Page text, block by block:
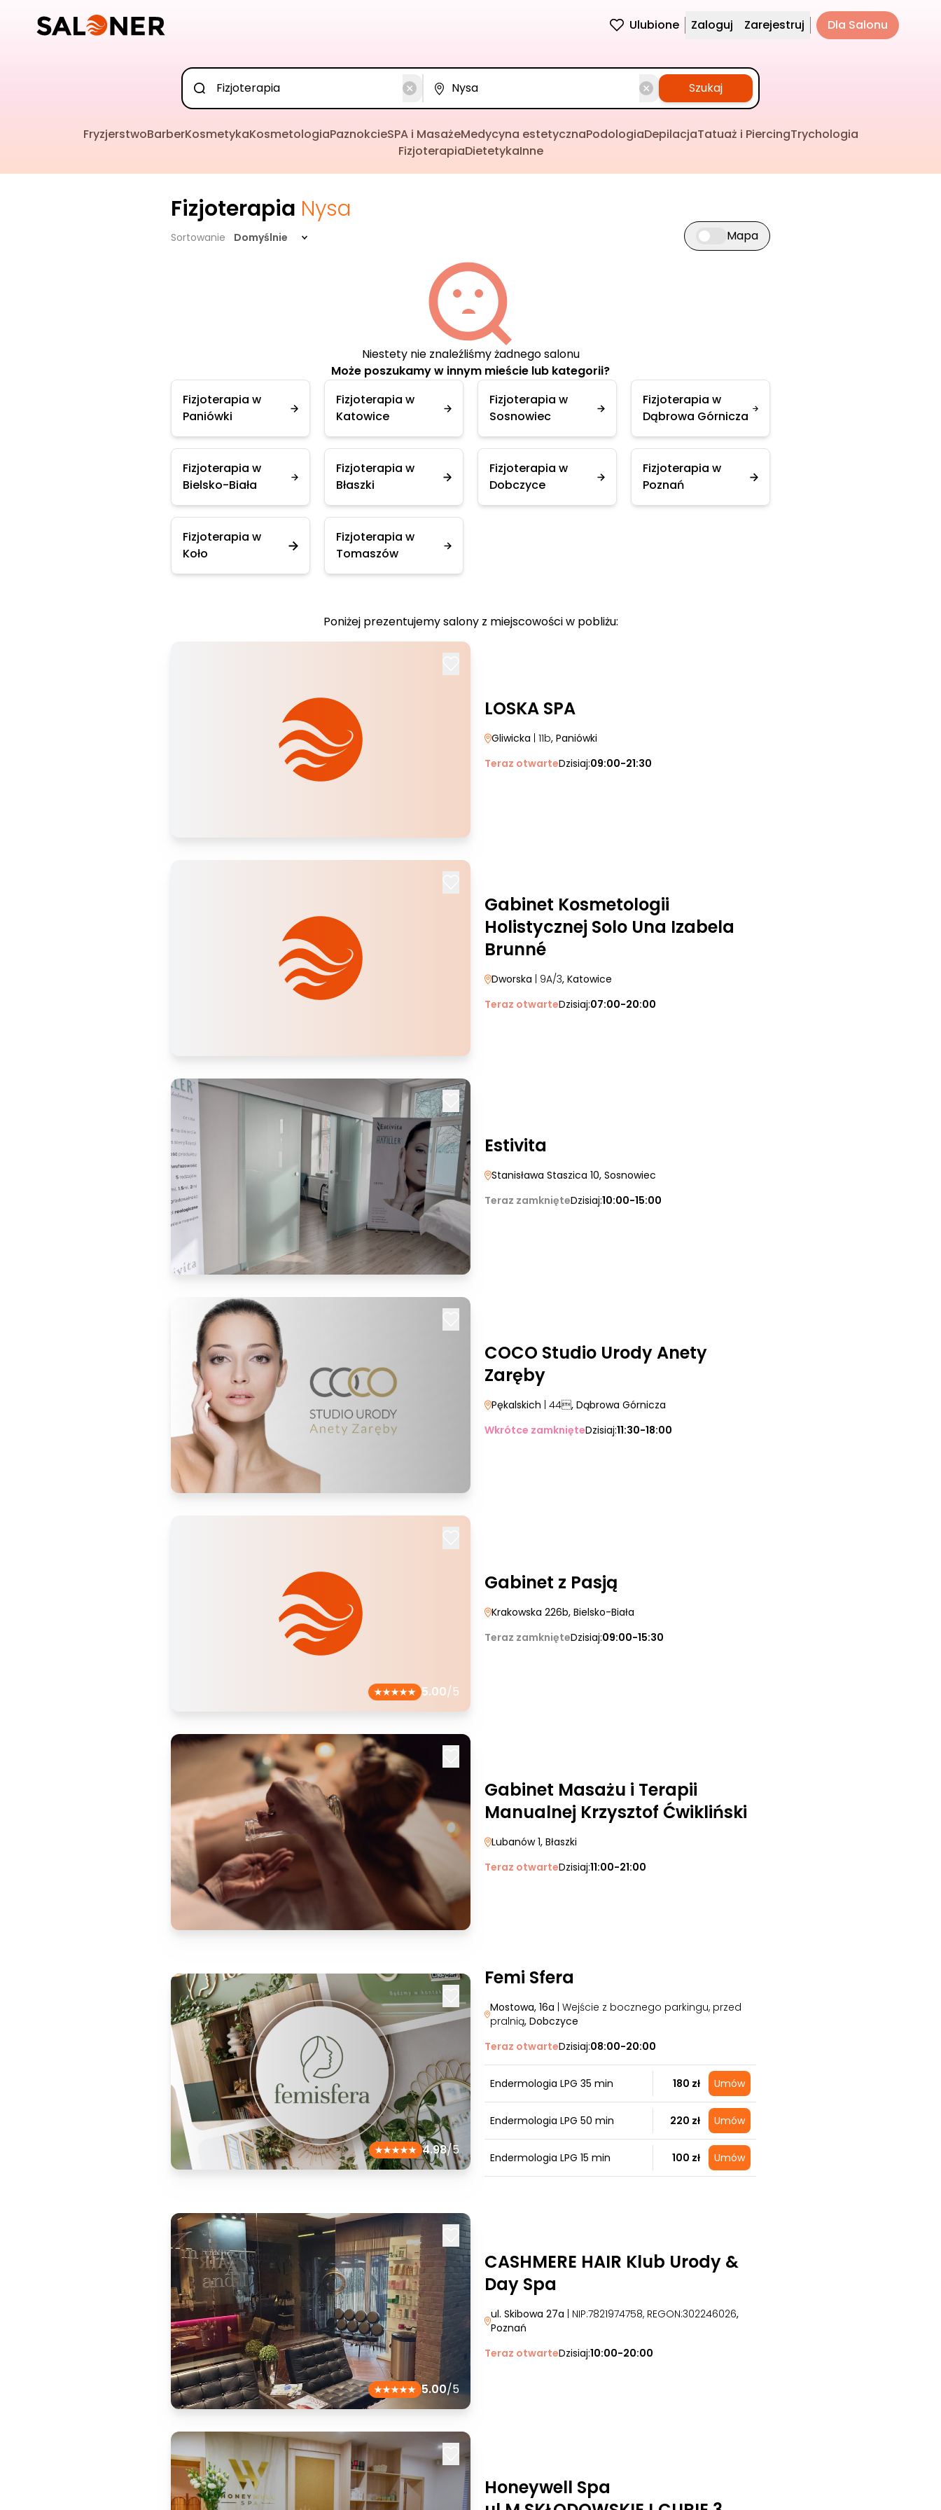
Ulubione Zaloguj Zarejestruj Dla Salonu
Szukaj
FryzjerstwoBarberKosmetykaKosmetologiaPaznokcieSPA i MasażeMedycyna estetycznaPodologiaDepilacjaTatuaż i PiercingTrychologia
FizjoterapiaDietetykaInne
Fizjoterapia Nysa
Sortowanie Domyślnie Przełącz widok mapy
Mapa
Niestety nie znaleźliśmy żadnego salonu
Może poszukamy w innym mieście lub kategorii?
Fizjoterapia w
Paniówki
Fizjoterapia w
Katowice
Fizjoterapia w
Sosnowiec
Fizjoterapia w
Dąbrowa Górnicza
Fizjoterapia w
Bielsko-Biała
Fizjoterapia w
Błaszki
Fizjoterapia w
Dobczyce
Fizjoterapia w
Poznań
Fizjoterapia w
Koło
Fizjoterapia w
Tomaszów
Poniżej prezentujemy salony z miejscowości w pobliżu:
LOSKA SPA
Gliwicka | 11b, Paniówki
Teraz otwarteDzisiaj:09:00-21:30
Gabinet Kosmetologii
Holistycznej Solo Una Izabela
Brunné
Dworska | 9A/3, Katowice
Teraz otwarteDzisiaj:07:00-20:00
Estivita
Stanisława Staszica 10, Sosnowiec
Teraz zamknięteDzisiaj:10:00-15:00
COCO Studio Urody Anety
Zaręby
Pękalskich | 44, Dąbrowa Górnicza
Wkrótce zamknięteDzisiaj:11:30-18:00
5.00/5
Gabinet z Pasją
Krakowska 226b, Bielsko-Biała
Teraz zamknięteDzisiaj:09:00-15:30
Gabinet Masażu i Terapii
Manualnej Krzysztof Ćwikliński
Lubanów 1, Błaszki
Teraz otwarteDzisiaj:11:00-21:00
4.98/5
Femi Sfera
Mostowa, 16a | Wejście z bocznego parkingu, przed
pralnią, Dobczyce
Teraz otwarteDzisiaj:08:00-20:00
Endermologia LPG 35 min 180 zł Umów
Endermologia LPG 50 min 220 zł Umów
Endermologia LPG 15 min 100 zł Umów
5.00/5
CASHMERE HAIR Klub Urody &
Day Spa
ul. Skibowa 27a | NIP:7821974758, REGON:302246026,
Poznań
Teraz otwarteDzisiaj:10:00-20:00
Honeywell Spa